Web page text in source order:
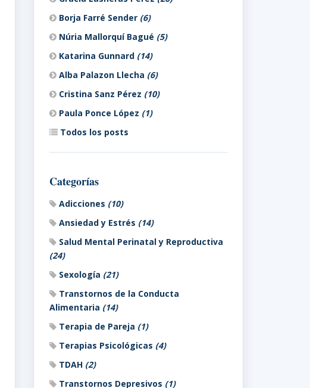
Borja Farré Sender (6)
Núria Mallorquí Bagué (5)
Katarina Gunnard (14)
Alba Palazon Llecha (6)
Cristina Sanz Pérez (10)
Paula Ponce López (1)
Todos los posts
Categorías
Adicciones (10)
Ansiedad y Estrés (14)
Salud Mental Perinatal y Reproductiva
(24)
Sexología (21)
Transtornos de la Conducta
Alimentaria (14)
Terapia de Pareja (1)
Terapias Psicológicas (4)
TDAH (2)
Transtornos Depresivos (1)